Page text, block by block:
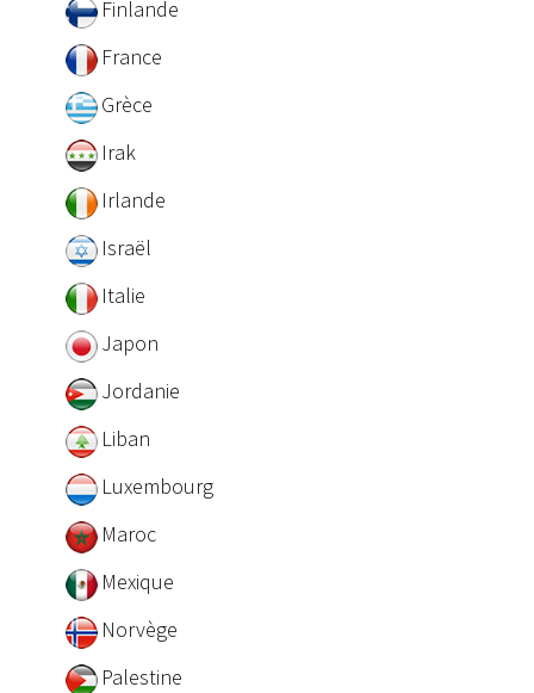
Finlande
France
Grèce
Irak
Irlande
Israël
Italie
Japon
Jordanie
Liban
Luxembourg
Maroc
Mexique
Norvège
Palestine